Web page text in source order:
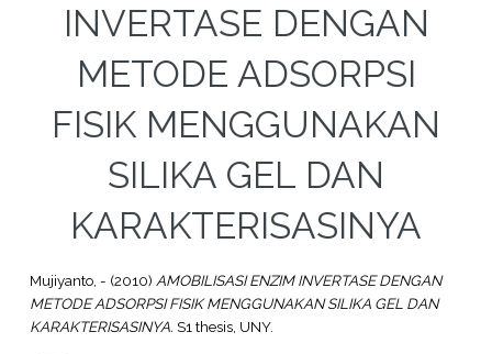
INVERTASE DENGAN
METODE ADSORPSI
FISIK MENGGUNAKAN
SILIKA GEL DAN
KARAKTERISASINYA
Mujiyanto, - (2010) AMOBILISASI ENZIM INVERTASE DENGAN
METODE ADSORPSI FISIK MENGGUNAKAN SILIKA GEL DAN
KARAKTERISASINYA. S1 thesis, UNY.